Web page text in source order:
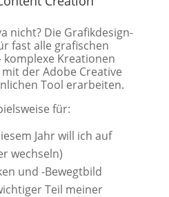
nicht? Die Grafikdesign-
fast alle grafischen
komplexe Kreationen
der Adobe Creative
Tool erarbeiten.
für:
Jahr will ich auf
wechseln)
und -Bewegtbild
Teil meiner